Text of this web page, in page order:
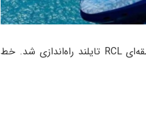
خط کشتیرانی جدیدی بین امارات، پاکستان و عمان توسط گروه کشتیرانی منطقه‌ای RCL تایلند راه‌اندازی شد. خط